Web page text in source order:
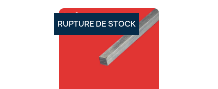
RUPTURE DE STOCK